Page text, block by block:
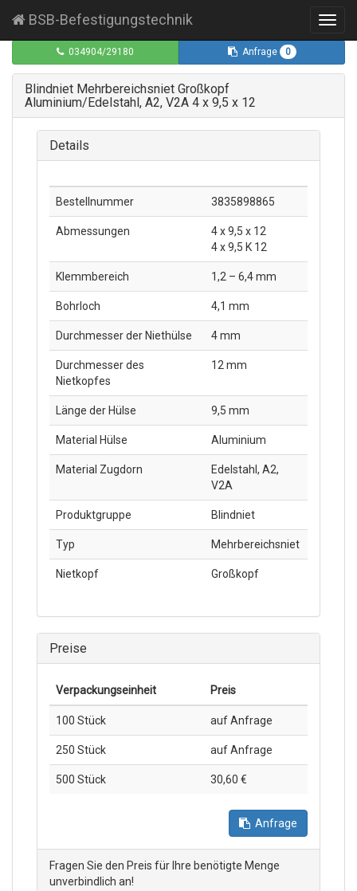
BSB-Befestigungstechnik
Blindniet Mehrbereichsniet Großkopf
Aluminium/Edelstahl, A2, V2A 4 x 9,5 x 12
Details
Bestellnummer 3835898865
Abmessungen
4 x 9,5 x 12
4 x 9,5 K 12
Klemmbereich 1,2 – 6,4 mm
Bohrloch 4,1 mm
Durchmesser der Niethülse 4 mm
Durchmesser des
Nietkopfes
12 mm
Länge der Hülse 9,5 mm
Material Hülse Aluminium
Material Zugdorn
Edelstahl, A2,
V2A
Produktgruppe Blindniet
Typ Mehrbereichsniet
Nietkopf Großkopf
Preise
Verpackungs­einheit Preis
100 Stück auf Anfrage
250 Stück auf Anfrage
500 Stück 30,60 €
Anfrage
Fragen Sie den Preis für Ihre benötigte Menge
unverbindlich an!
034904/29180 Anfrage 0